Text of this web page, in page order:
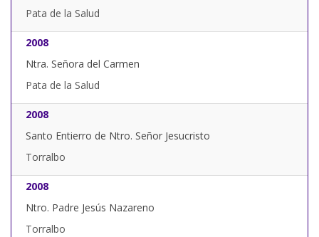
Pata de la Salud
2008
Ntra. Señora del Carmen
Pata de la Salud
2008
Santo Entierro de Ntro. Señor Jesucristo
Torralbo
2008
Ntro. Padre Jesús Nazareno
Torralbo